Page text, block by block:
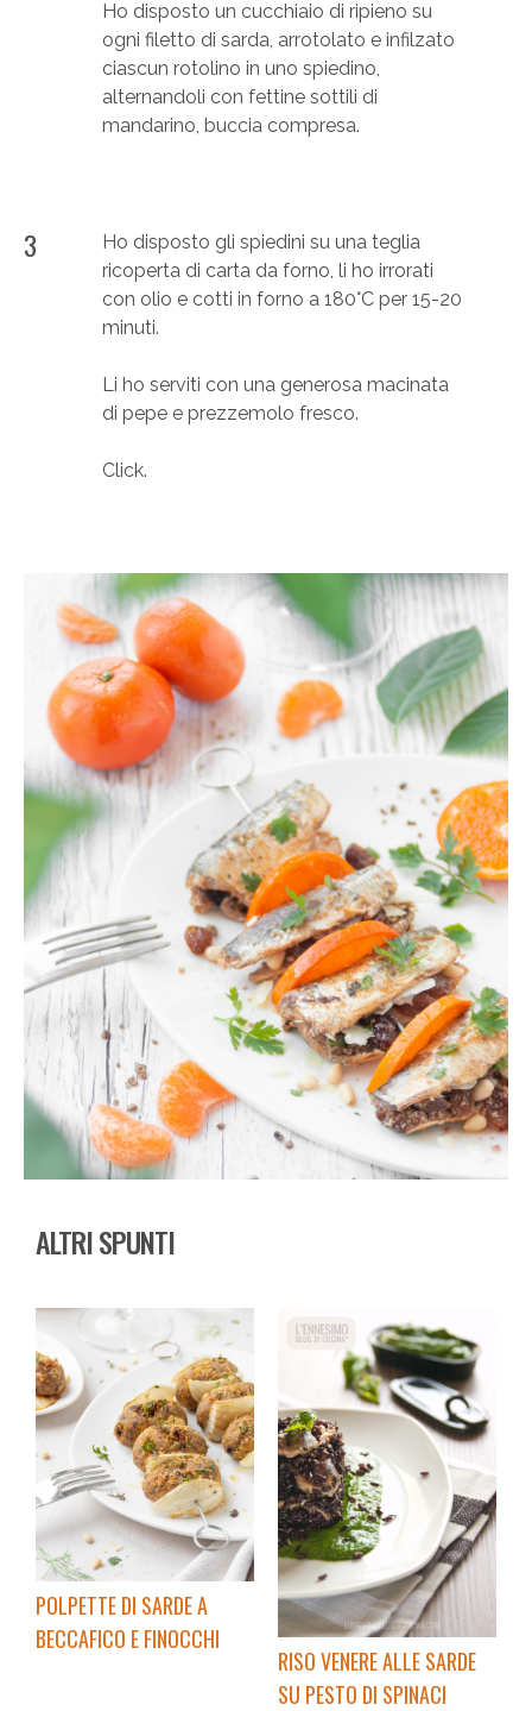
Ho disposto un cucchiaio di ripieno su
ogni filetto di sarda, arrotolato e infilzato
ciascun rotolino in uno spiedino,
alternandoli con fettine sottili di
mandarino, buccia compresa.
3
Ho disposto gli spiedini su una teglia
ricoperta di carta da forno, li ho irrorati
con olio e cotti in forno a 180°C per 15-20
minuti.
Li ho serviti con una generosa macinata
di pepe e prezzemolo fresco.
Click.
ALTRI SPUNTI
POLPETTE DI SARDE A
BECCAFICO E FINOCCHI
RISO VENERE ALLE SARDE
SU PESTO DI SPINACI